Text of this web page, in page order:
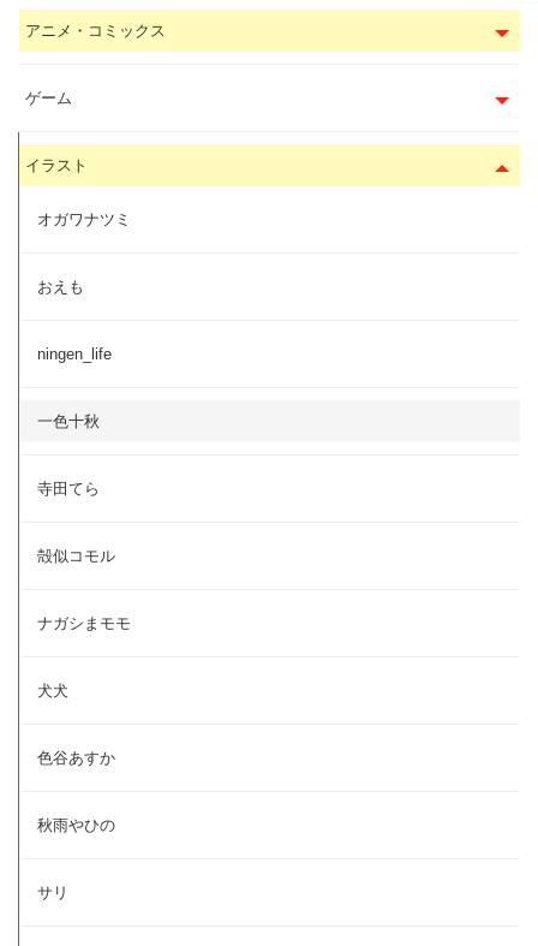
アニメ・コミックス
ゲーム
イラスト
オガワナツミ
おえも
ningen_life
一色十秋
寺田てら
殻似コモル
ナガシまモモ
犬犬
色谷あすか
秋雨やひの
サリ